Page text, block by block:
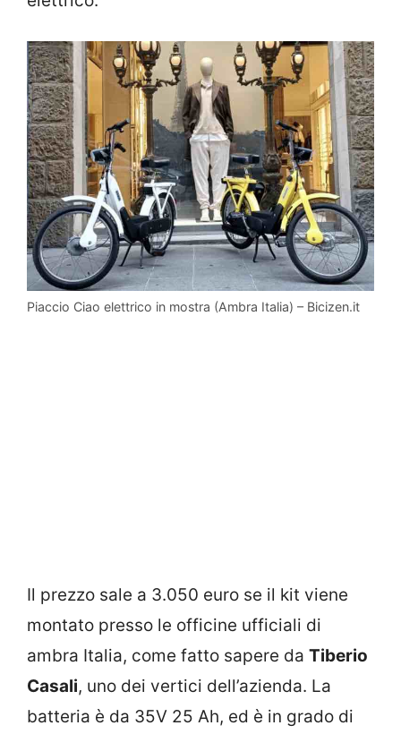
Piaccio Ciao elettrico in mostra (Ambra Italia) – Bicizen.it
Il prezzo sale a 3.050 euro se il kit viene
montato presso le officine ufficiali di
ambra Italia, come fatto sapere da Tiberio
Casali, uno dei vertici dell’azienda. La
batteria è da 35V 25 Ah, ed è in grado di